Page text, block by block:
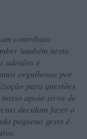
contributo
também nesta
adesões e
orgulhosos por
para questões
apoio sirva de
decidam fazer a
pequeno gesto é